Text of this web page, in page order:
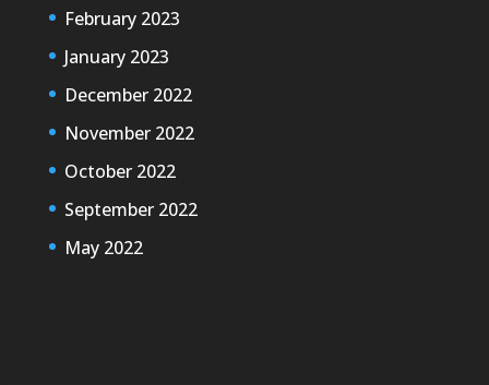
February 2023
January 2023
December 2022
November 2022
October 2022
September 2022
May 2022